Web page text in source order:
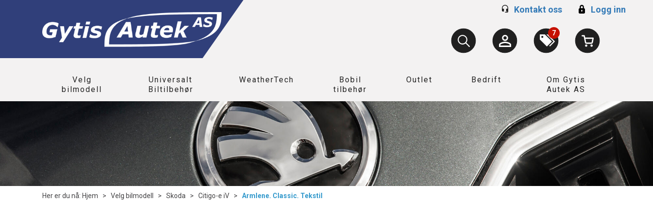
Kontakt oss Logg inn
7
Velg
bilmodell
Universalt
Biltilbehør
WeatherTech
Bobil
tilbehør
Outlet Bedrift
Om Gytis
Autek AS
Her er du nå: Hjem > Velg bilmodell > Skoda > Citigo-e iV > Armlene. Classic. Tekstil